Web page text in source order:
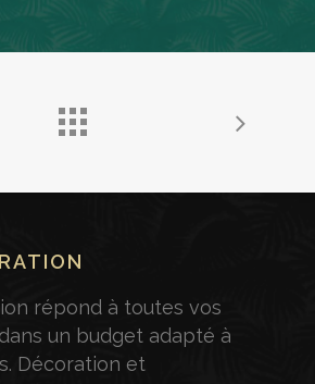
répond à toutes vos
un budget adapté à
Décoration et